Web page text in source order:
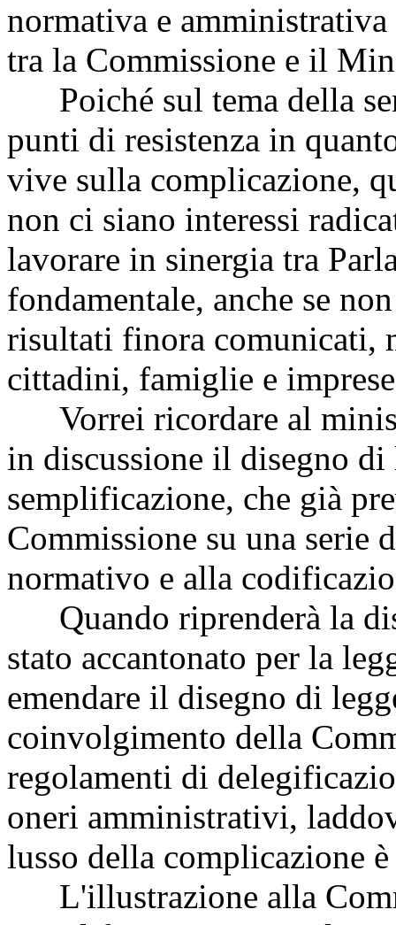
normativa e
tra la Commissione e il
Poiché sul tema della
punti di resistenza in
vive sulla complicazione,
non ci siano interessi
lavorare in sinergia tra
fondamentale, anche se
risultati finora comunicati,
cittadini, famiglie e
Vorrei ricordare al
in discussione il disegno
semplificazione, che già
Commissione su una serie
normativo e alla
Quando riprenderà la
stato accantonato per la
emendare il disegno di
coinvolgimento della
regolamenti di
oneri amministrativi,
lusso della complicazione
L'illustrazione alla